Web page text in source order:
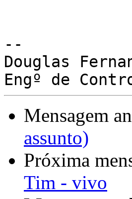
--
Douglas
Mensagem
assunto)
Próxima
Tim - vivo